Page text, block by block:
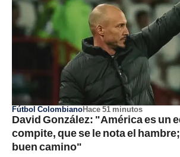
Fútbol ColombianoHace 51 minutos
David González: "América es un
compite, que se le nota el
buen camino"